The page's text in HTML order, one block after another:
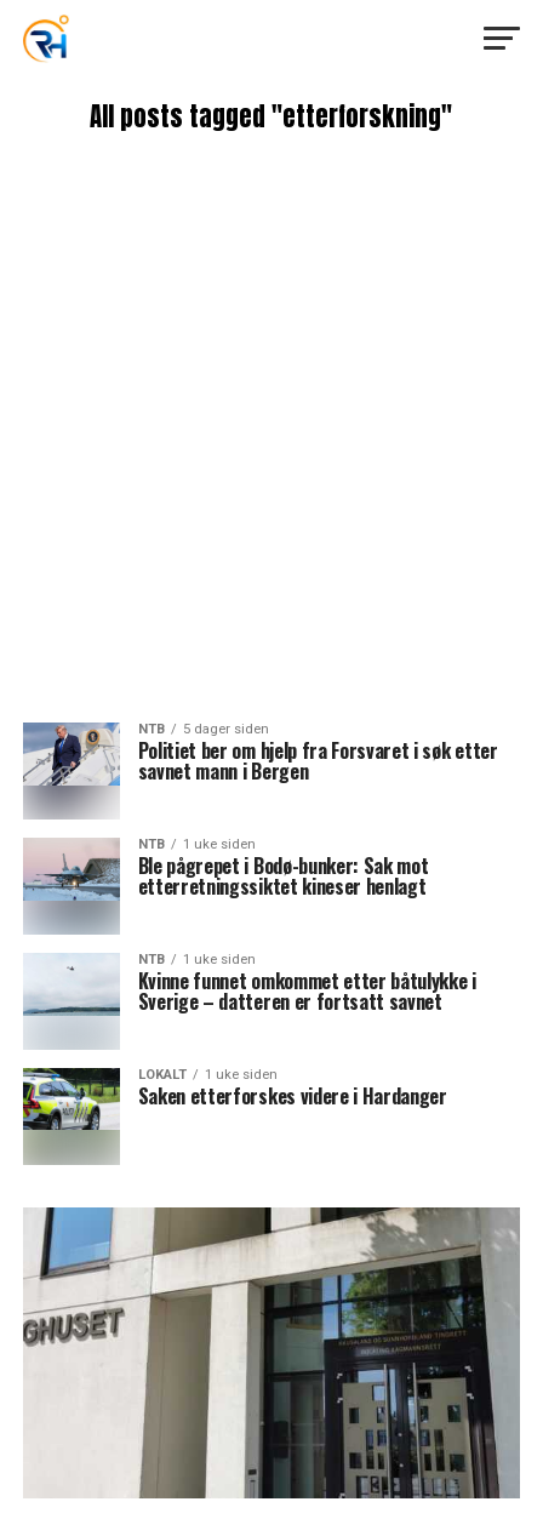
All posts tagged "etterforskning"
NTB 5 dager siden
Politiet ber om hjelp fra Forsvaret i søk etter
savnet mann i Bergen
NTB 1 uke siden
Ble pågrepet i Bodø-bunker: Sak mot
etterretningssiktet kineser henlagt
NTB 1 uke siden
Kvinne funnet omkommet etter båtulykke i
Sverige – datteren er fortsatt savnet
LOKALT 1 uke siden
Saken etterforskes videre i Hardanger